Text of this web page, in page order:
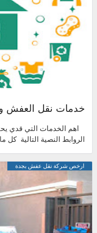
اهم الخدمات التي قدي
الروابط النصية التالية
ارخص شركة نقل عفش بجدة